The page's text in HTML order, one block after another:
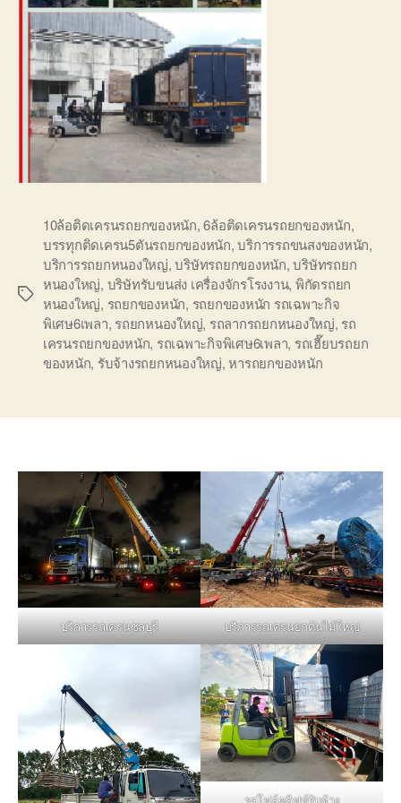
Tags
10ล้อติดเครนรถยกของหนัก,6ล้อติดเครนรถยกของหนัก,
บรรทุกติดเครน5ตันรถยกของหนัก,บริการรถขนสงของหนัก,
บริการรถยกหนองใหญ่,บริษัทรถยกของหนัก,บริษัทรถยก
หนองใหญ่, บริษัทรับขนส่ง เครื่องจักรโรงงาน, พิกัดรถยก
หนองใหญ่, รถยกของหนัก, รถยกของหนัก รถเฉพาะกิจ
พิเศษ6เพลา, รถยกหนองใหญ่, รถลากรถยกหนองใหญ่, รถ
เครนรถยกของหนัก, รถเฉพาะกิจพิเศษ6เพลา, รถเฮี๊ยบรถยก
ของหนัก, รับจ้างรถยกหนองใหญ่,หารถยกของหนัก
บริการรถเครนชลบุรี บริการรถเครนยกต้นไม้ใหญ่